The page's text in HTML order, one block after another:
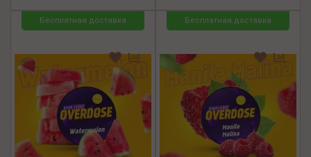
Бесплатная доставка Бесплатная доставка